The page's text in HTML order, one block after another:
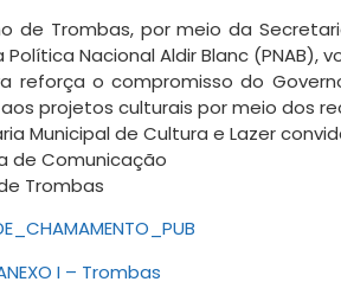
de Trombas, por meio da
Nacional Aldir Blanc (PNAB),
reforça o compromisso do
projetos culturais por meio dos
Municipal de Cultura e Lazer
de Comunicação
Trombas
I – Trombas